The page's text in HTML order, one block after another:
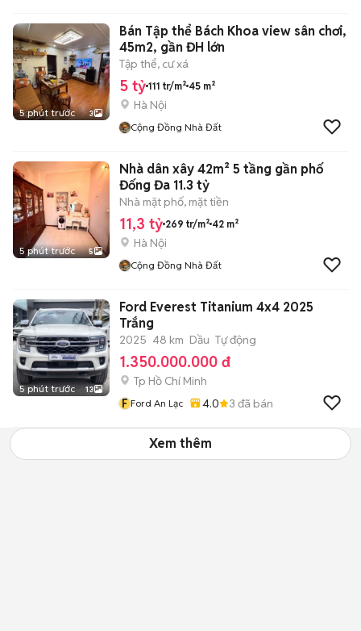
5 phút trước 3
Bán Tập thể Bách Khoa view sân chơi,
45m2, gần ĐH lớn
Tập thể, cư xá
5 tỷ 111 tr/m² 45 m²
Hà Nội
Cộng Đồng Nhà Đất
5 phút trước 5
Nhà dân xây 42m² 5 tầng gần phố
Đống Đa 11.3 tỷ
Nhà mặt phố, mặt tiền
11,3 tỷ 269 tr/m² 42 m²
Hà Nội
Cộng Đồng Nhà Đất
5 phút trước 13
Ford Everest Titanium 4x4 2025
Trắng
2025 48 km Dầu Tự động
1.350.000.000 đ
Tp Hồ Chí Minh
F Ford An Lạc 4.0 3 đã bán
Xem thêm